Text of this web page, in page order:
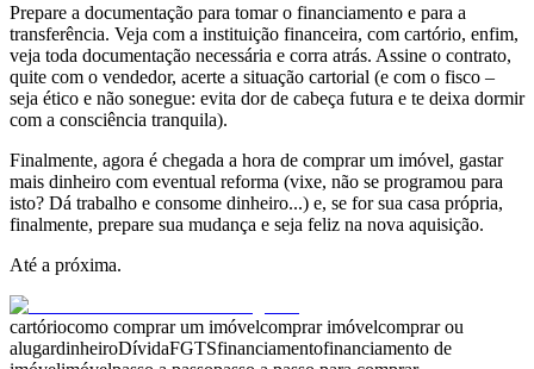
Prepare a documentação para tomar o financiamento e para a
transferência. Veja com a instituição financeira, com cartório, enfim,
veja toda documentação necessária e corra atrás. Assine o contrato,
quite com o vendedor, acerte a situação cartorial (e com o fisco –
seja ético e não sonegue: evita dor de cabeça futura e te deixa dormir
com a consciência tranquila).
Finalmente, agora é chegada a hora de comprar um imóvel, gastar
mais dinheiro com eventual reforma (vixe, não se programou para
isto? Dá trabalho e consome dinheiro...) e, se for sua casa própria,
finalmente, prepare sua mudança e seja feliz na nova aquisição.
Até a próxima.
cartóriocomo comprar um imóvelcomprar imóvelcomprar ou
alugardinheiroDívidaFGTSfinanciamentofinanciamento de